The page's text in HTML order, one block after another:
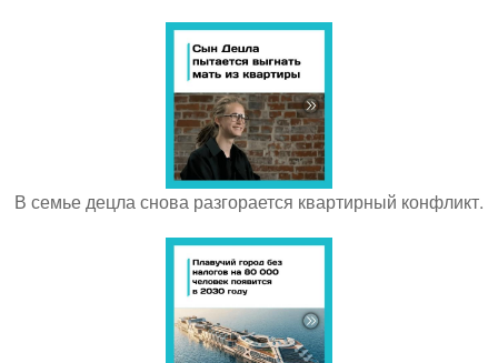
В семье децла снова разгорается квартирный конфликт.